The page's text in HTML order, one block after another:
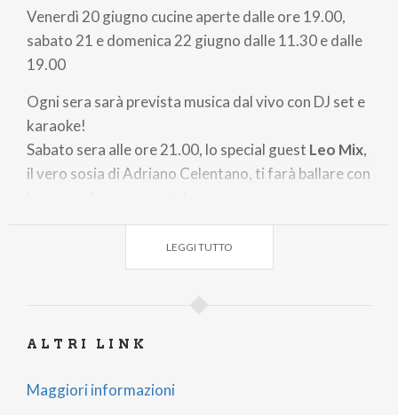
Venerdì 20 giugno cucine aperte dalle ore 19.00,
sabato 21 e domenica 22 giugno dalle 11.30 e dalle
19.00
Ogni sera sarà prevista musica dal vivo con DJ set e
karaoke!
Sabato sera alle ore 21.00, lo special guest Leo Mix,
il vero sosia di Adriano Celentano, ti farà ballare con
Como.
sport, attività ed eventi, tutto in un unico portale!
LEGGI TUTTO
ALTRI LINK
Maggiori informazioni